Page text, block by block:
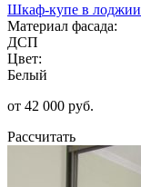
Шкаф-купе в лоджии
Материал фасада:
ДСП
Цвет:
Белый
от 42 000 руб.
Рассчитать